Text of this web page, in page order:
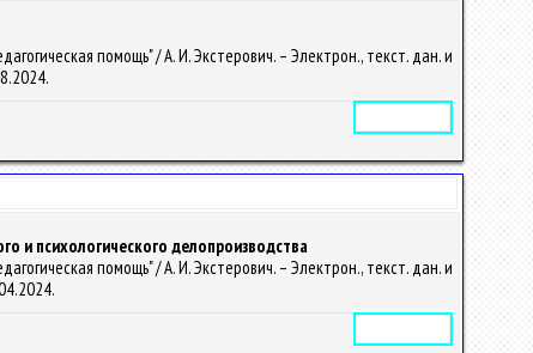
помощь" / А. И. Экстерович. – Электрон., текст. дан. и
и психологического делопроизводства
помощь" / А. И. Экстерович. – Электрон., текст. дан. и